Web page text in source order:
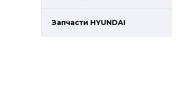
Запчасти HYUNDAI